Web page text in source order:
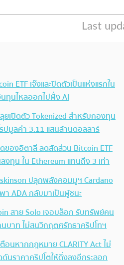
ETF เจ๊งและปิดตัวเป็นแห่งแรกใน
ทุนไหลออกไปฝั่ง AI
ยเปิดตัว Tokenized สำหรับกองทุน
ปมูลค่า 3.11 แสนล้านดอลลาร์
ของอิตาลี ลดสัดส่วน Bitcoin ETF
งทุน ใน Ethereum แทนถึง 3 เท่า
ปลุกพลังคอมมูฯ Cardano
ADA กลับมาเป็นผู้ชนะ
สาย Solo เจอบล็อก รับทรัพย์คน
นบาท ไม่สนวิกฤตศรัทธาคริปโทฯ
อนหากกฎหมาย CLARITY Act ไม่
นราคาคริปโตให้ดิ่งลงอีกระลอก